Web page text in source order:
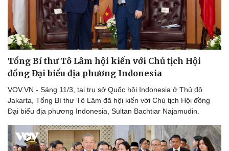
Tổng Bí thư Tô Lâm hội kiến với Chủ tịch Hội
đồng Đại biểu địa phương Indonesia
VOV.VN - Sáng 11/3, tại trụ sở Quốc hội Indonesia ở Thủ đô
Jakarta, Tổng Bí thư Tô Lâm đã hội kiến với Chủ tịch Hội đồng
Đại biểu địa phương Indonesia, Sultan Bachtiar Najamudin.